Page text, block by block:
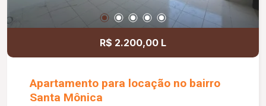
R$ 2.200,00 L
Apartamento para locação no bairro
Santa Mônica